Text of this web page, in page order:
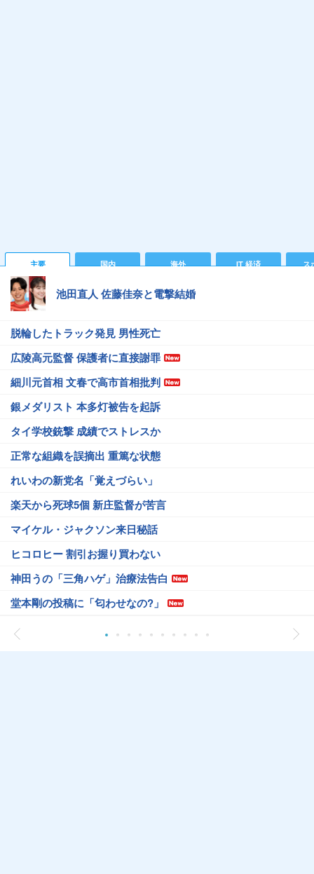
主要 国内 海外 IT 経済 ス
池田直人 佐藤佳奈と電撃結婚
脱輪したトラック発見 男性死亡
広陵高元監督 保護者に直接謝罪
細川元首相 文春で高市首相批判
銀メダリスト 本多灯被告を起訴
タイ学校銃撃 成績でストレスか
正常な組織を誤摘出 重篤な状態
れいわの新党名「覚えづらい」
楽天から死球5個 新庄監督が苦言
マイケル・ジャクソン来日秘話
ヒコロヒー 割引お握り買わない
神田うの「三角ハゲ」治療法告白
堂本剛の投稿に「匂わせなの?」